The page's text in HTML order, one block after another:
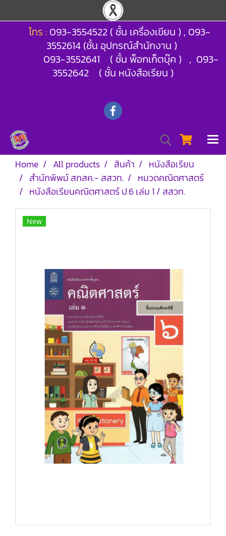
โทร : 093-3554522 ( ชั้น เครื่องเขียน ) , 093-
3552614 (ชั้น อุปกรณ์สำนักงาน )
093-3552641 ( ชั้น พ็อกเก็ตบุ๊ค ) , 093-
3552642 ( ชั้น หนังสือเรียน )
Home All products สินค้า
หนังสือเรียน
สำนักพิพม์ สกสค.- สสวท.
หมวดคณิตศาสตร์
หนังสือเรียนคณิตศาสตร์ ป.6 เล่ม 1 / สสวท.
New